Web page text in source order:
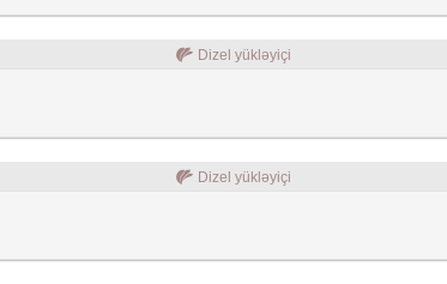
Dizel yükləyiçi
Dizel yükləyiçi